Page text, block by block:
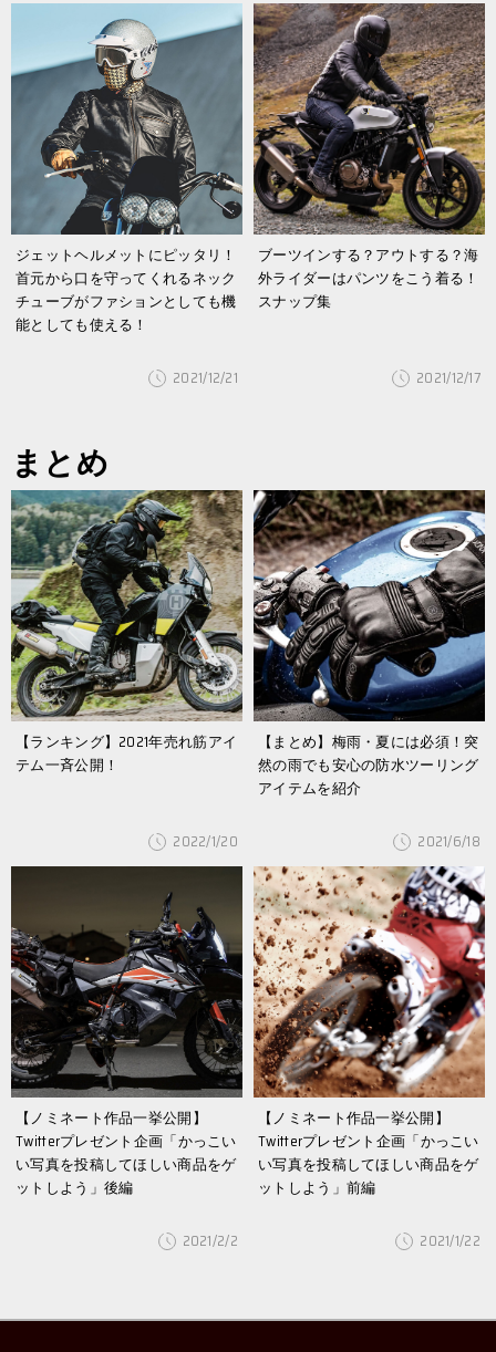
ジェットヘルメットにピッタリ！
首元から口を守ってくれるネック
チューブがファションとしても機
能としても使える！
2021/12/21
ブーツインする？アウトする？海
外ライダーはパンツをこう着る！
スナップ集
2021/12/17
まとめ
【ランキング】2021年売れ筋アイ
テム一斉公開！
2022/1/20
【まとめ】梅雨・夏には必須！突
然の雨でも安心の防水ツーリング
アイテムを紹介
2021/6/18
【ノミネート作品一挙公開】
Twitterプレゼント企画「かっこい
い写真を投稿してほしい商品をゲ
ットしよう」後編
2021/2/2
【ノミネート作品一挙公開】
Twitterプレゼント企画「かっこい
い写真を投稿してほしい商品をゲ
ットしよう」前編
2021/1/22